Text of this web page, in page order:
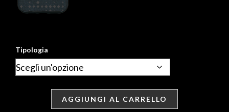
Tipologia
AGGIUNGI AL CARRELLO